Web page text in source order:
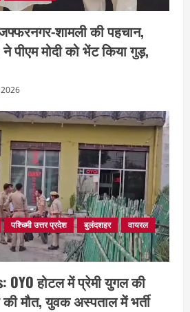
शामली की पहचान,
पीएम मोदी को भेंट किया गुड़,
पश्चिमी उत्तर प्रदेश बुलंदशहर
वायरल
OYO होटल में प्रेमी युगल की
की मौत, युवक अस्पताल में भर्ती